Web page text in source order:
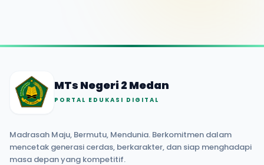
MTs Negeri 2 Medan
PORTAL EDUKASI DIGITAL
Madrasah Maju, Bermutu, Mendunia. Berkomitmen dalam
mencetak generasi cerdas, berkarakter, dan siap menghadapi
masa depan yang kompetitif.